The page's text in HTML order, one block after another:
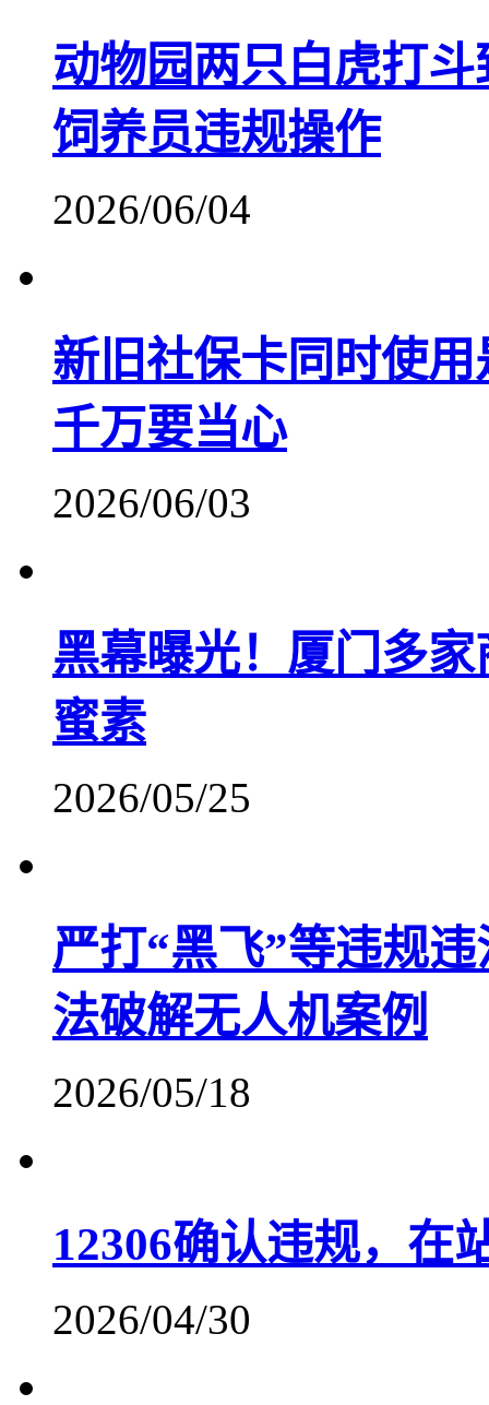
动物园两只白虎打
饲养员违规操作
2026/06/04
新旧社保卡同时使
千万要当心
2026/06/03
黑幕曝光！厦门多
蜜素
2026/05/25
严打“黑飞”等违规
法破解无人机案例
2026/05/18
12306确认违规，在
2026/04/30